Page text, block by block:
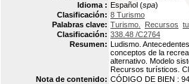
Idioma : Español (spa)
Clasificación: 8 Turismo
Palabras clave: Turismo. Recursos
Clasificación: 338.48 /C2764
Resumen: Ludismo.
conceptos de la
alternativo. Modelo
Recursos turísticos.
Nota de contenido: CÓDIGO DE BIEN :